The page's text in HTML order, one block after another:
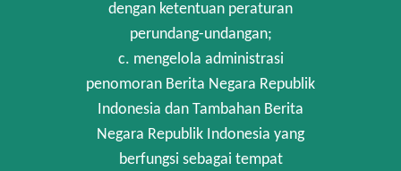
dengan ketentuan peraturan
perundang-undangan;
c. mengelola administrasi
penomoran Berita Negara Republik
Indonesia dan Tambahan Berita
Negara Republik Indonesia yang
berfungsi sebagai tempat